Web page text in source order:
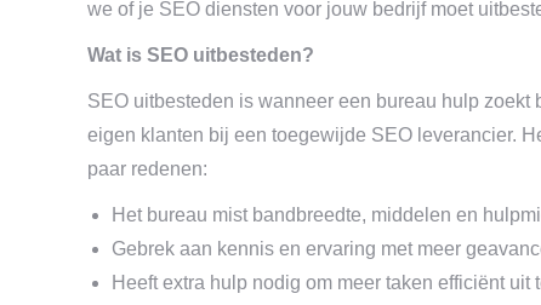
we of je SEO diensten voor jouw bedrijf moet
Wat is SEO uitbesteden?
SEO uitbesteden is wanneer een bureau hulp
eigen klanten bij een toegewijde SEO leverancier.
paar redenen:
Het bureau mist bandbreedte, middelen en
Gebrek aan kennis en ervaring met meer
Heeft extra hulp nodig om meer taken efficiënt uit